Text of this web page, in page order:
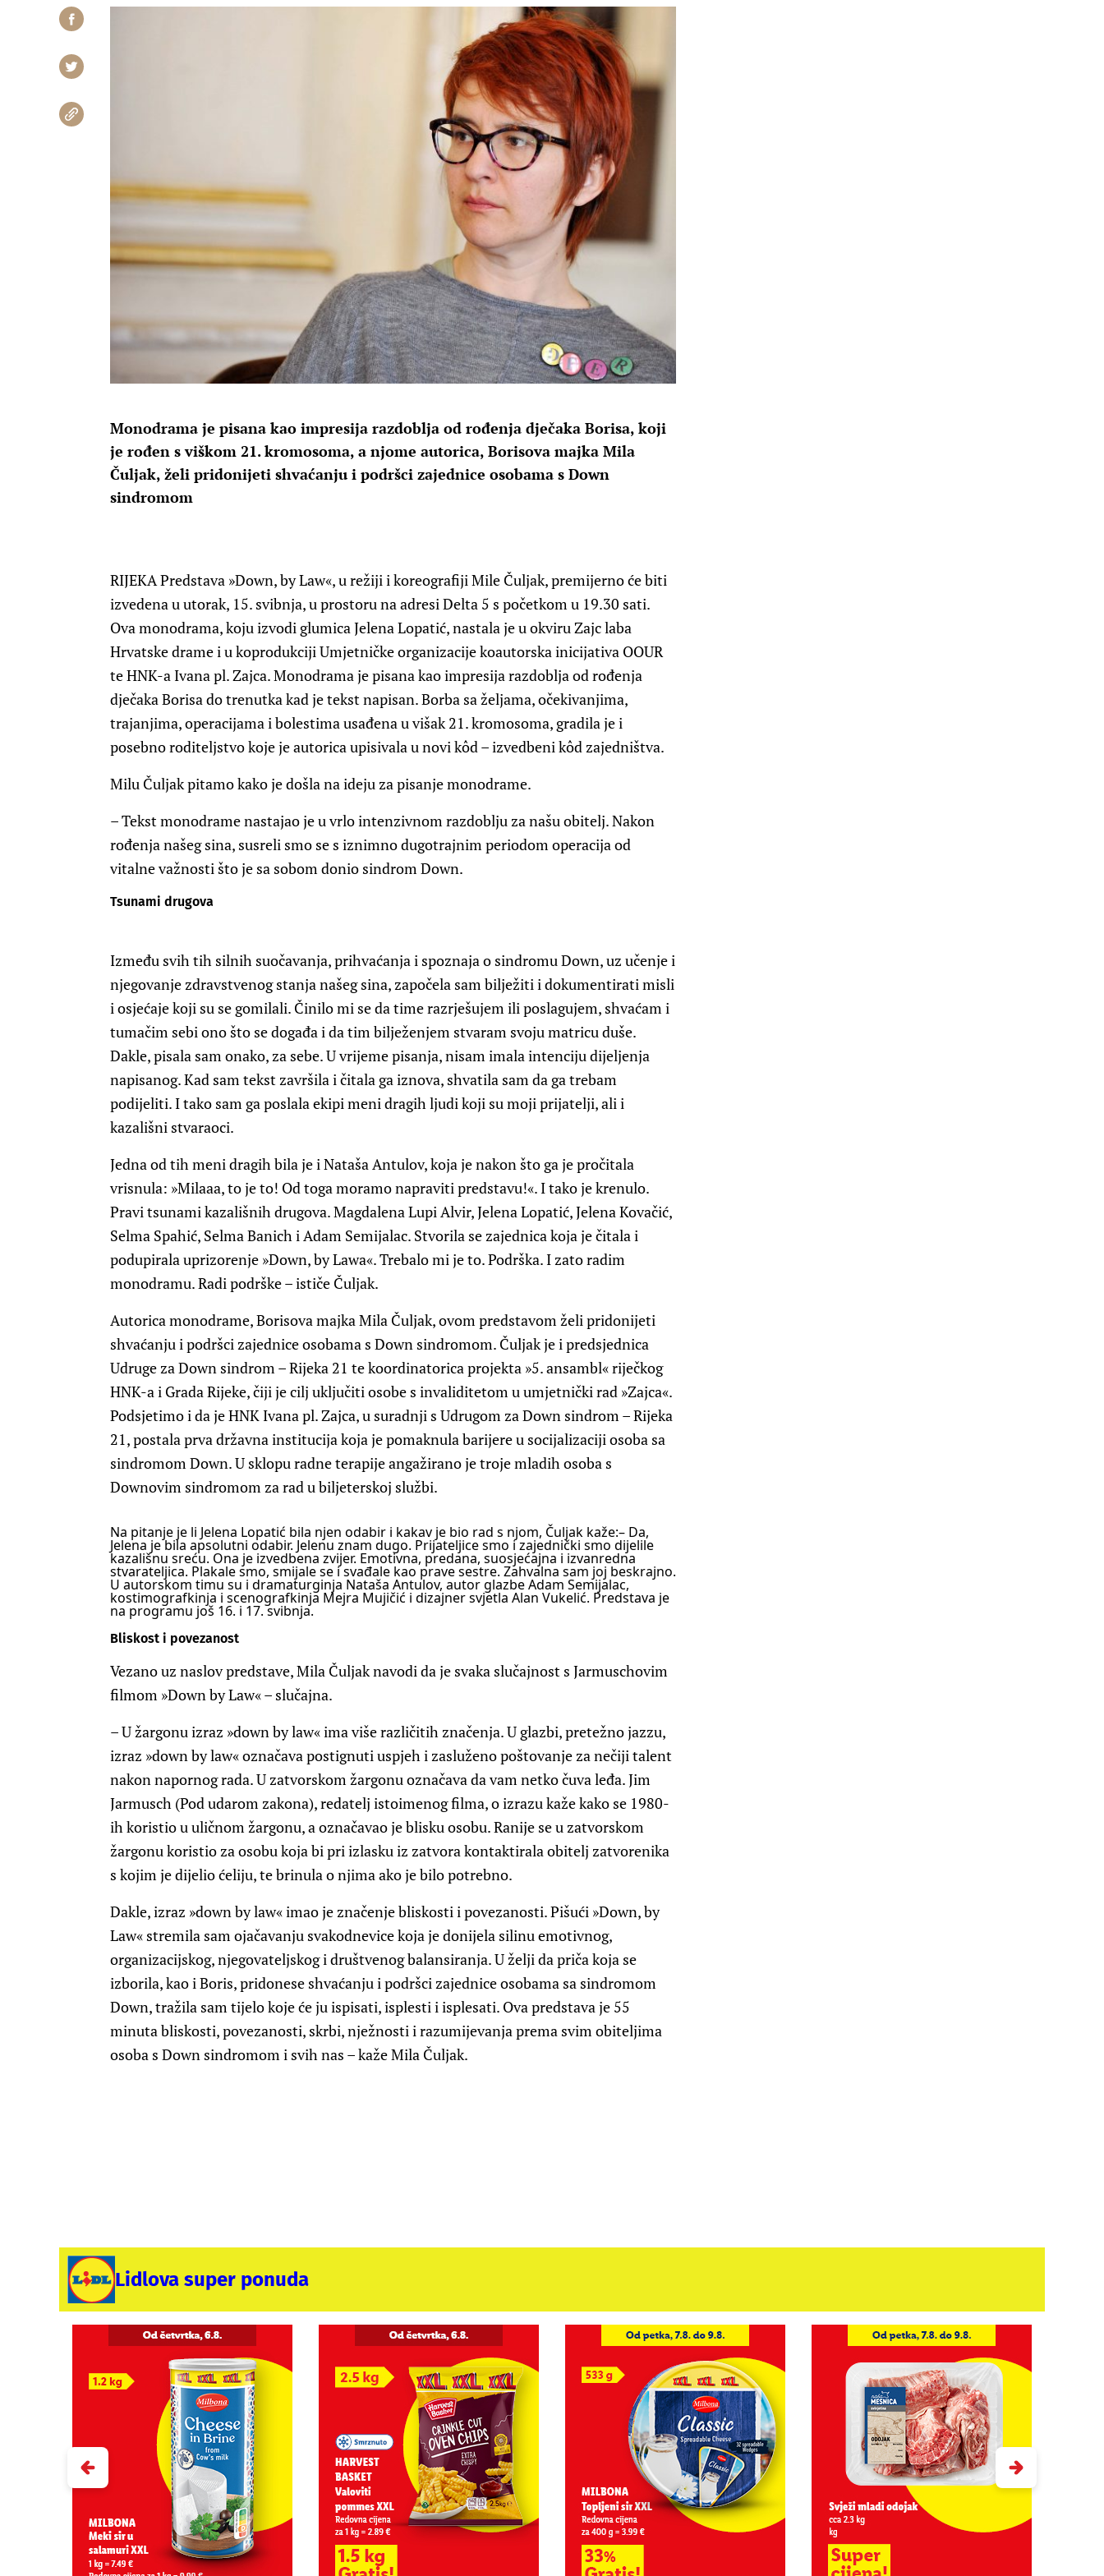
Monodrama je pisana kao impresija razdoblja od rođenja dječaka Borisa, koji
je rođen s viškom 21. kromosoma, a njome autorica, Borisova majka Mila
Čuljak, želi pridonijeti shvaćanju i podršci zajednice osobama s Down
sindromom
RIJEKAPredstava »Down, by Law«, u režiji i koreografiji Mile Čuljak, premijerno će biti
izvedena u utorak, 15. svibnja, u prostoru na adresi Delta 5 s početkom u 19.30 sati.
Ova monodrama, koju izvodi glumica Jelena Lopatić, nastala je u okviru Zajc laba
Hrvatske drame i u koprodukciji Umjetničke organizacije koautorska inicijativa OOUR
te HNK-a Ivana pl. Zajca. Monodrama je pisana kao impresija razdoblja od rođenja
dječaka Borisa do trenutka kad je tekst napisan. Borba sa željama, očekivanjima,
trajanjima, operacijama i bolestima usađena u višak 21. kromosoma, gradila je i
posebno roditeljstvo koje je autorica upisivala u novi kôd – izvedbeni kôd zajedništva.
Milu Čuljak pitamo kako je došla na ideju za pisanje monodrame.
– Tekst monodrame nastajao je u vrlo intenzivnom razdoblju za našu obitelj. Nakon
rođenja našeg sina, susreli smo se s iznimno dugotrajnim periodom operacija od
vitalne važnosti što je sa sobom donio sindrom Down.
Tsunami drugova
Između svih tih silnih suočavanja, prihvaćanja i spoznaja o sindromu Down, uz učenje i
njegovanje zdravstvenog stanja našeg sina, započela sam bilježiti i dokumentirati misli
i osjećaje koji su se gomilali. Činilo mi se da time razrješujem ili poslagujem, shvaćam i
tumačim sebi ono što se događa i da tim bilježenjem stvaram svoju matricu duše.
Dakle, pisala sam onako, za sebe. U vrijeme pisanja, nisam imala intenciju dijeljenja
napisanog. Kad sam tekst završila i čitala ga iznova, shvatila sam da ga trebam
podijeliti. I tako sam ga poslala ekipi meni dragih ljudi koji su moji prijatelji, ali i
kazališni stvaraoci.
Jedna od tih meni dragih bila je i Nataša Antulov, koja je nakon što ga je pročitala
vrisnula: »Milaaa, to je to! Od toga moramo napraviti predstavu!«. I tako je krenulo.
Pravi tsunami kazališnih drugova. Magdalena Lupi Alvir, Jelena Lopatić, Jelena Kovačić,
Selma Spahić, Selma Banich i Adam Semijalac. Stvorila se zajednica koja je čitala i
podupirala uprizorenje »Down, by Lawa«. Trebalo mi je to. Podrška. I zato radim
monodramu. Radi podrške – ističe Čuljak.
Autorica monodrame, Borisova majka Mila Čuljak, ovom predstavom želi pridonijeti
shvaćanju i podršci zajednice osobama s Down sindromom. Čuljak je i predsjednica
Udruge za Down sindrom – Rijeka 21 te koordinatorica projekta »5. ansambl« riječkog
HNK-a i Grada Rijeke, čiji je cilj uključiti osobe s invaliditetom u umjetnički rad »Zajca«.
Podsjetimo i da je HNK Ivana pl. Zajca, u suradnji s Udrugom za Down sindrom – Rijeka
21, postala prva državna institucija koja je pomaknula barijere u socijalizaciji osoba sa
sindromom Down. U sklopu radne terapije angažirano je troje mladih osoba s
Downovim sindromom za rad u biljeterskoj službi.
Na pitanje je li Jelena Lopatić bila njen odabir i kakav je bio rad s njom, Čuljak kaže:– Da,
Jelena je bila apsolutni odabir. Jelenu znam dugo. Prijateljice smo i zajednički smo dijelile
kazališnu sreću. Ona je izvedbena zvijer. Emotivna, predana, suosjećajna i izvanredna
stvarateljica. Plakale smo, smijale se i svađale kao prave sestre. Zahvalna sam joj beskrajno.
U autorskom timu su i dramaturginja Nataša Antulov, autor glazbe Adam Semijalac,
kostimografkinja i scenografkinja Mejra Mujičić i dizajner svjetla Alan Vukelić. Predstava je
na programu još 16. i 17. svibnja.
Bliskost i povezanost
Vezano uz naslov predstave, Mila Čuljak navodi da je svaka slučajnost s Jarmuschovim
filmom »Down by Law« – slučajna.
– U žargonu izraz »down by law« ima više različitih značenja. U glazbi, pretežno jazzu,
izraz »down by law« označava postignuti uspjeh i zasluženo poštovanje za nečiji talent
nakon napornog rada. U zatvorskom žargonu označava da vam netko čuva leđa. Jim
Jarmusch (Pod udarom zakona), redatelj istoimenog filma, o izrazu kaže kako se 1980-
ih koristio u uličnom žargonu, a označavao je blisku osobu. Ranije se u zatvorskom
žargonu koristio za osobu koja bi pri izlasku iz zatvora kontaktirala obitelj zatvorenika
s kojim je dijelio ćeliju, te brinula o njima ako je bilo potrebno.
Dakle, izraz »down by law« imao je značenje bliskosti i povezanosti. Pišući »Down, by
Law« stremila sam ojačavanju svakodnevice koja je donijela silinu emotivnog,
organizacijskog, njegovateljskog i društvenog balansiranja. U želji da priča koja se
izborila, kao i Boris, pridonese shvaćanju i podršci zajednice osobama sa sindromom
Down, tražila sam tijelo koje će ju ispisati, isplesti i isplesati. Ova predstava je 55
minuta bliskosti, povezanosti, skrbi, nježnosti i razumijevanja prema svim obiteljima
osoba s Down sindromom i svih nas – kaže Mila Čuljak.
Lidlova super ponuda